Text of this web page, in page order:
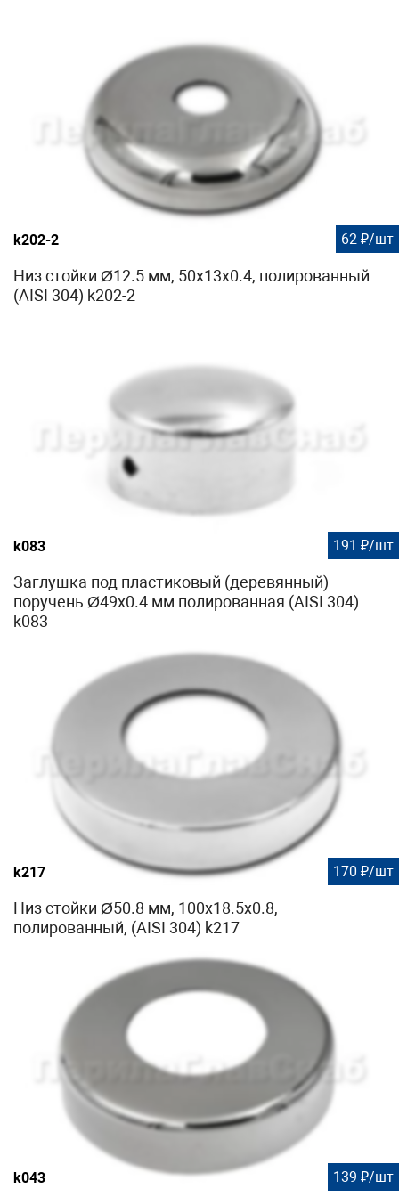
k202-2 62 ₽/шт
Низ стойки Ø12.5 мм, 50х13х0.4, полированный
(AISI 304) k202-2
k083 191 ₽/шт
Заглушка под пластиковый (деревянный)
поручень Ø49х0.4 мм полированная (AISI 304)
k083
k217 170 ₽/шт
Низ стойки Ø50.8 мм, 100х18.5х0.8,
полированный, (AISI 304) k217
k043 139 ₽/шт